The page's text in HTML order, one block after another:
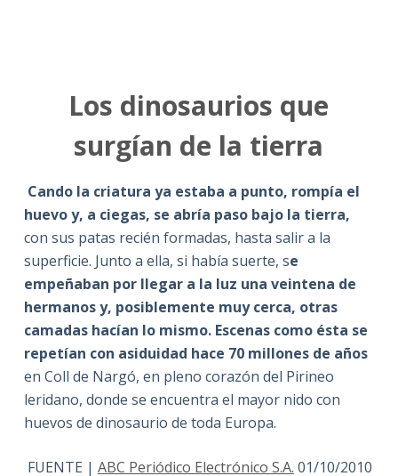
Los dinosaurios que
surgían de la tierra
Cando la criatura ya estaba a punto, rompía el
huevo y, a ciegas, se abría paso bajo la tierra,
con sus patas recién formadas, hasta salir a la
superficie. Junto a ella, si había suerte, se
empeñaban por llegar a la luz una veintena de
hermanos y, posiblemente muy cerca, otras
camadas hacían lo mismo. Escenas como ésta se
repetían con asiduidad hace 70 millones de años
en Coll de Nargó, en pleno corazón del Pirineo
leridano, donde se encuentra el mayor nido con
huevos de dinosaurio de toda Europa.
FUENTE | ABC Periódico Electrónico S.A. 01/10/2010